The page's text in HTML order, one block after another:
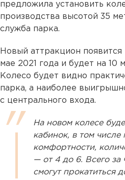
предложила установить
производства высотой 35
служба парка.
Новый аттракцион
мае 2021 года и будет на
Колесо будет видно
парка, а наиболее
с центрального входа.
На новом колесе
кабинок, в том
комфортности,
— от 4 до 6. Всего за
смогут прокатиться